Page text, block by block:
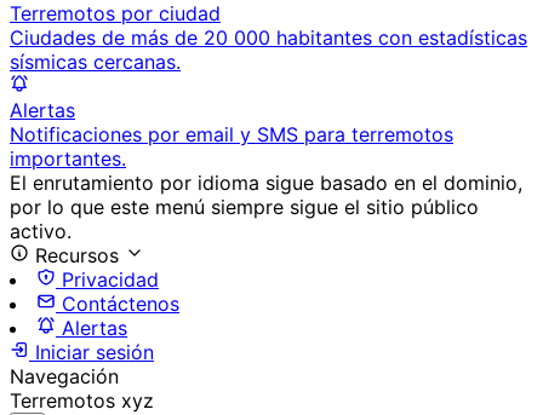
Terremotos por ciudad
Ciudades de más de 20 000 habitantes con estadísticas
sísmicas cercanas.
Alertas
Notificaciones por email y SMS para terremotos
importantes.
El enrutamiento por idioma sigue basado en el dominio,
por lo que este menú siempre sigue el sitio público
activo.
Recursos
Privacidad
Contáctenos
Alertas
Iniciar sesión
Navegación
Terremotos xyz